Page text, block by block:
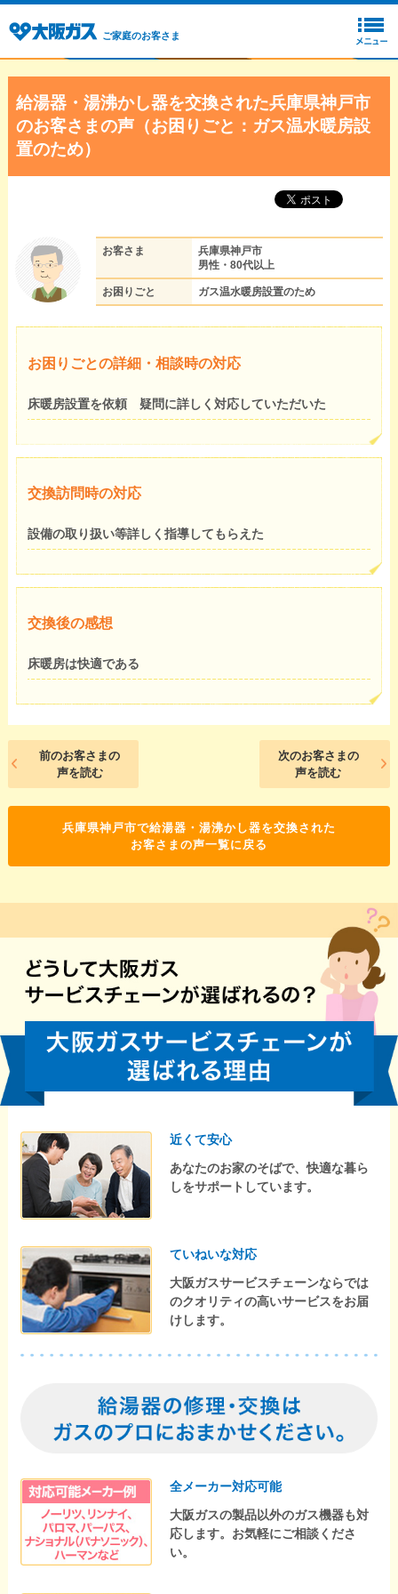
ご家庭のお客さま
給湯器・湯沸かし器を交換された兵庫県神戸市
のお客さまの声（お困りごと：ガス温水暖房設
置のため）
お客さま
兵庫県神戸市
男性・80代以上
お困りごと ガス温水暖房設置のため
お困りごとの詳細・相談時の対応
床暖房設置を依頼 疑問に詳しく対応していただいた
交換訪問時の対応
設備の取り扱い等詳しく指導してもらえた
交換後の感想
床暖房は快適である
前のお客さまの
声を読む
次のお客さまの
声を読む
兵庫県神戸市で給湯器・湯沸かし器を交換された
お客さまの声一覧に戻る
近くて安心
あなたのお家のそばで、快適な暮ら
しをサポートしています。
ていねいな対応
大阪ガスサービスチェーンならでは
のクオリティの高いサービスをお届
けします。
全メーカー対応可能
大阪ガスの製品以外のガス機器も対
応します。お気軽にご相談くださ
い。